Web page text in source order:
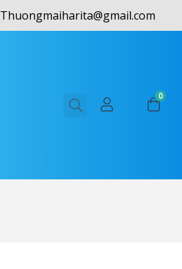
Thuongmaiharita@gmail.com
0